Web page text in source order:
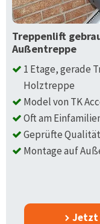
Treppenlift
Außentreppe
1 Etage, gerade
Holztreppe
Model von TK
Oft am
Geprüfte
Montage auf
Jetzt